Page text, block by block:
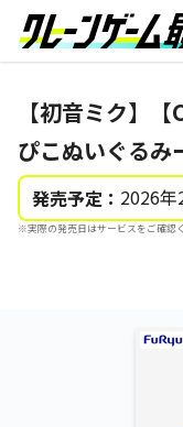
【初音ミク】
ぴこぬいぐるみ
発売予定： 2026
※実際の発売日はサービスをご確認